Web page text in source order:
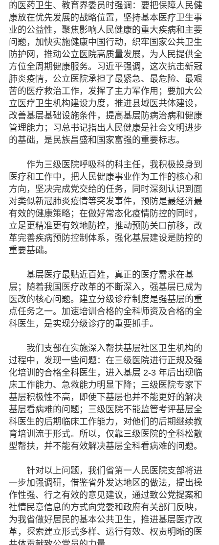
的医药卫生、教育界委员时强调：要把保障人民健
康放在优先发展的战略位置，坚持基本医疗卫生事
业的公益性，聚焦影响人民健康的重大疾病和主要
问题，加快实施健康中国行动，织牢国家公共卫生
防护网，推动公立医院高质量发展，为人民提供全
方位全周期健康服务。习近平强调，这次抗击新冠
肺炎疫情，公立医院承担了最紧急、最危险、最艰
苦的医疗救治工作，发挥了主力军作用；要加大公
立医疗卫生机构建设力度，推进县域医共体建设，
改善基层基础设施条件，提高基层防病治病和健康
管理能力；习总书记指出人民健康是社会文明进步
的基础，是民族昌盛和国家富强的重要标志。
作为三级医院呼吸科的科主任，我积极投身到
医疗和工作中，把人民健康事业作为工作的核心和
方向，坚决完成党交给的任务，同时深刻认识到面
对类似新冠肺炎疫情等突发事件，预防是最经济最
有效的健康策略；在做好常态化疫情防控的同时，
立足更精准更有效地防控，推动预防关口前移，改
革完善疾病预防控制体系，强化基层建设是防控的
重要基础。
基层医疗最贴近百姓，真正的医疗需求在基
层；随着我国医疗改革的不断深入，强基层已成为
医改的核心问题。建立分级诊疗制度是强基层的重
点任务之一。加速培训合格的全科师资及合格的全
科医生，是实现分级诊疗的重要抓手。
我们支部在实施深入帮扶基层社区卫生机构的
过程中，发现一些问题：在三级医院进行正规及强
化培训的合格全科医生，进入基层 2-3 年后出现临
床工作能力、急救能力明显下降；三级医院专家下
基层积极性不高，即使下基层也并不能更好的解决
基层看病难的问题；三级医院不能监管考评基层全
科医生的后期临床工作能力，对他们的后期继续教
育培训流于形式。所以，仅靠三级医院的全科松散
型帮扶，并不能有效解决基层全科看病难的问题。
针对以上问题，我们省第一人民医院支部将进
一步加强调研，借鉴省外发达地区的做法，提出操
作性强、行之有效的意见建议，通过致公党提案和
社情民意信息的方式向党委和政府有关部门反映，
为我省做好居民的基本公共卫生，推进基层医疗改
革，探索建立形式多样、运行有效、权责明晰的医